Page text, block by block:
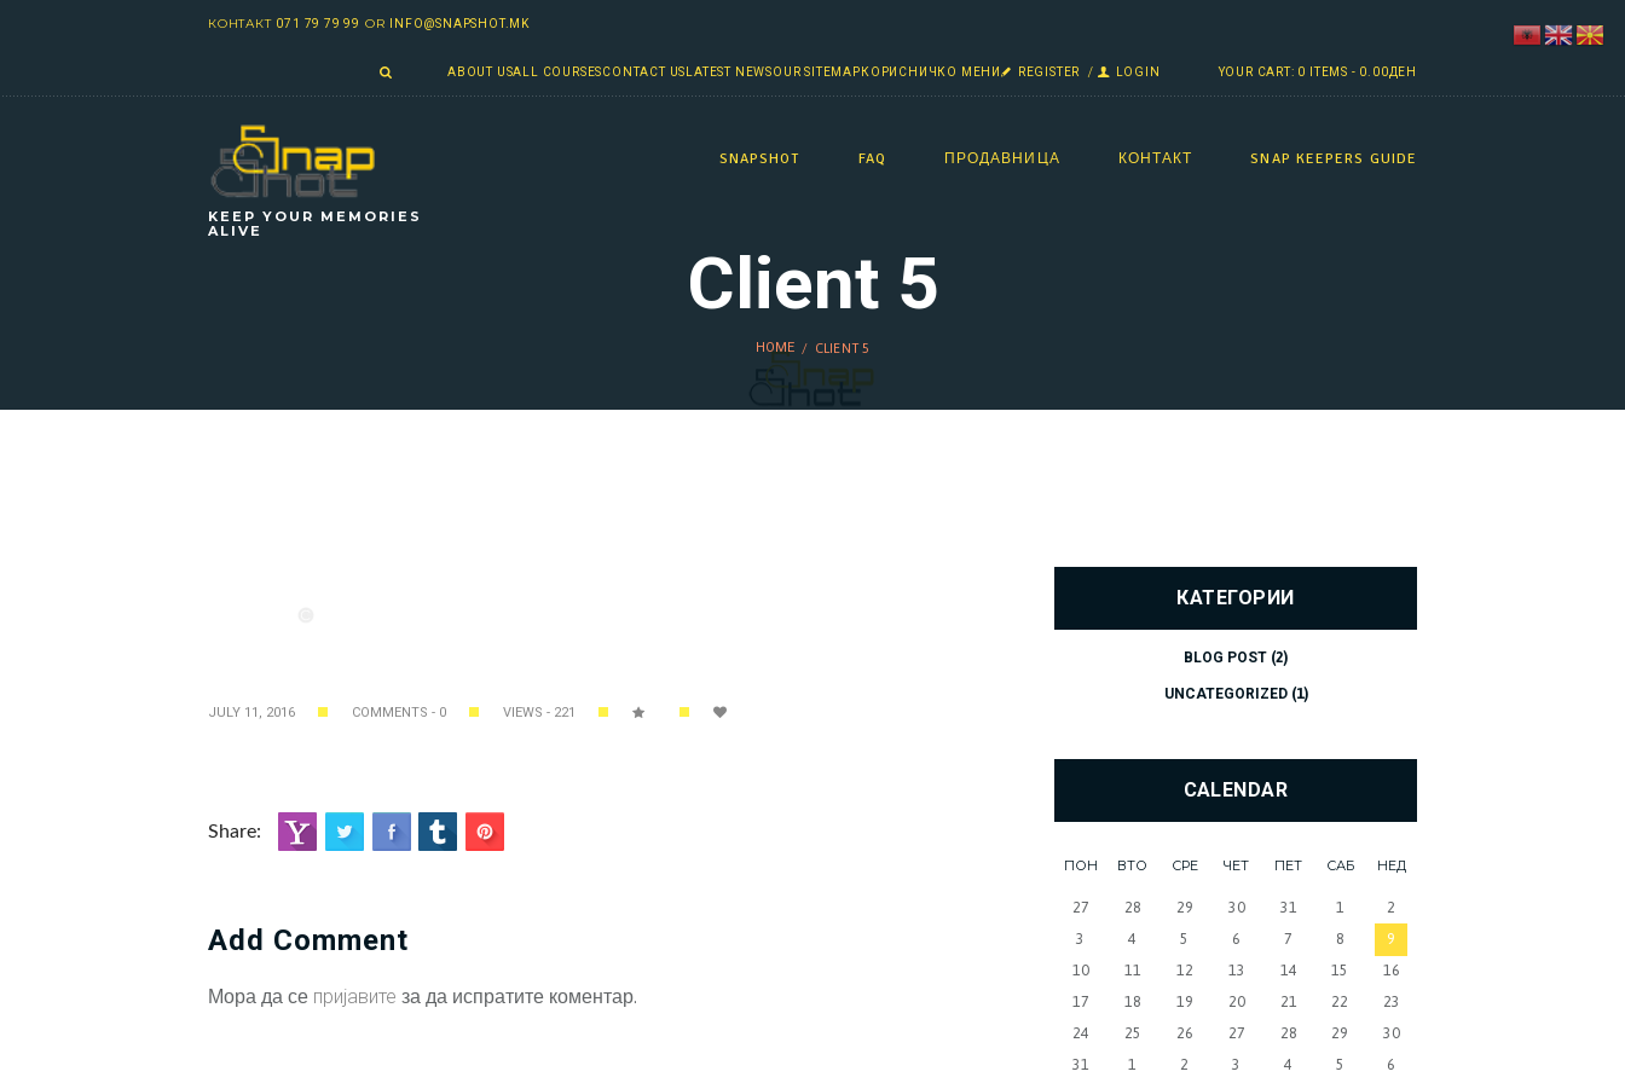
КОНТАКТ 071 79 79 99 OR INFO@SNAPSHOT.MK
ABOUT USALL COURSESCONTACT US LATEST NEWSOUR SITEMAP КОРИСНИЧКО МЕНИ REGISTER LOGIN YOUR CART: 0 ITEMS - 0.00ДЕН
KEEP YOUR MEMORIES
ALIVE
SNAPSHOT FAQ ПРОДАВНИЦА КОНТАКТ SNAP KEEPERS GUIDE
Client 5
HOME CLIENT 5
JULY 11, 2016 COMMENTS - 0 VIEWS - 221
Share:
Add Comment
Мора да се пријавите за да испратите коментар.
КАТЕГОРИИ
BLOG POST (2)
UNCATEGORIZED(1)
CALENDAR
ПОН ВТО СРЕ ЧЕТ ПЕТ САБ НЕД
27 28 29 30 31 1
2
3
4 5 6 7 8
9
10
11 12 13 14 15
16
17
18 19 20 21 22
23
24
25 26 27 28 29
30
31
1 2 3 4 5 6